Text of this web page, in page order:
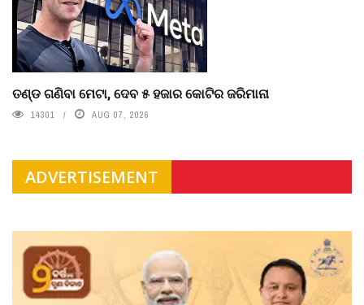
ତଣ୍ଡ ଗଣିବା ମେଟା, ଦେବ ୫ ହଜାର କୋଟିର ଜରିମାନା
14301 AUG 07, 2026
ADVERTISEMENT